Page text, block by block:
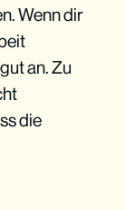
Wenn dir
an. Zu
die